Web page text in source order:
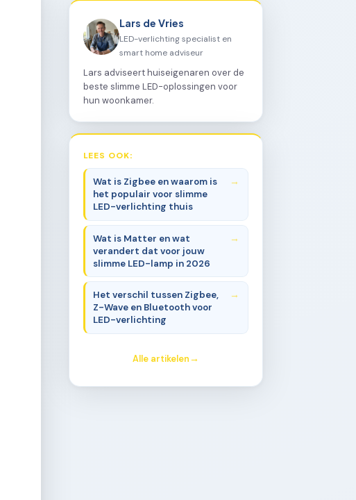
Lars de Vries
LED-verlichting specialist en
smart home adviseur
Lars adviseert huiseigenaren over de
beste slimme LED-oplossingen voor
hun woonkamer.
LEES OOK:
Wat is Zigbee en waarom is
het populair voor slimme
LED-verlichting thuis
Wat is Matter en wat
verandert dat voor jouw
slimme LED-lamp in 2026
Het verschil tussen Zigbee,
Z-Wave en Bluetooth voor
LED-verlichting
Alle artikelen